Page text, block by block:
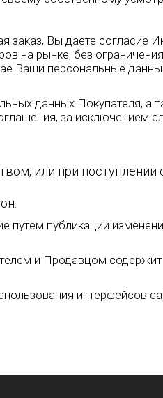
Вы даете согласие
на рынке, без
Ваши персональные
данных Покупателя, а
за исключением
или при
путем публикации
и Продавцом содержит
интерфейсов